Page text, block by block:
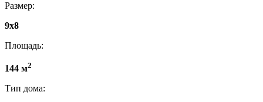
Размер:
9x8
Площадь:
144 м2
Тип дома: